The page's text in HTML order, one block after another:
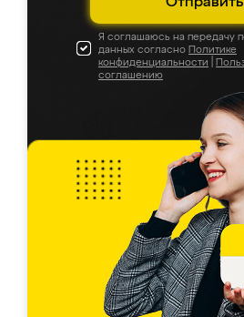
Я соглашаюсь на передачу
данных согласно Политике
конфиденциальности
соглашению